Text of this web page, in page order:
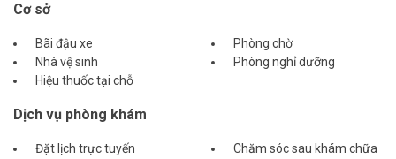
Cơ sở
Bãi đậu xe
Nhà vệ sinh
Hiệu thuốc tại chỗ
Phòng chờ
Phòng nghỉ dưỡng
Dịch vụ phòng khám
Đặt lịch trực tuyến
Chăm sóc sau khám chữa